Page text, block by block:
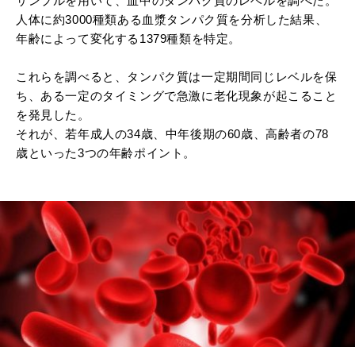
人体に約3000種類ある血漿タンパク質を分析した結果、
年齢によって変化する1379種類を特定。
これらを調べると、タンパク質は一定期間同じレベルを保
ち、ある一定のタイミングで急激に老化現象が起こること
を発見した。
それが、若年成人の34歳、中年後期の60歳、高齢者の78
歳といった3つの年齢ポイント。